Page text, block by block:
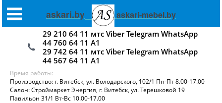
askari.by askari-mebel.by
29 210 64 11 мтс Viber Telegram WhatsApp
44 760 64 11 А1
29 742 64 11 мтс Viber Telegram WhatsApp
44 567 64 11 А1
Время работы:
Производство: г. Витебск, ул. Володарского, 102/1 Пн-Пт 8.00-17.00
Салон: Строймаркет Энергия, г. Витебск, ул. Терешковой 19
Павильон 31/1 Вт-Вс 10.00-17.00